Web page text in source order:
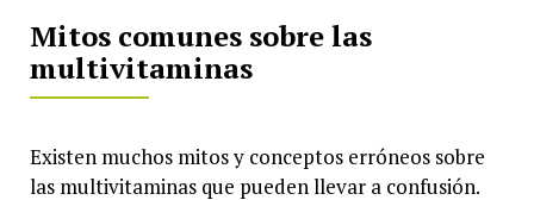
Mitos comunes sobre las
multivitaminas
Existen muchos mitos y conceptos erróneos sobre
las multivitaminas que pueden llevar a confusión.